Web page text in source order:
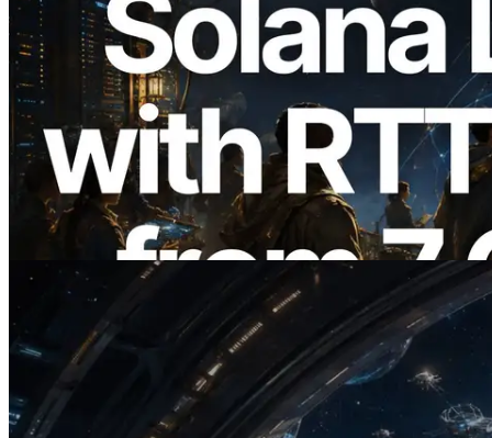
2026.08.05
ERPC étend l’API Solana Leader Slot
avec la mesure du ping depuis 7 régions
du monde — l’API Validators
Information est également lancée